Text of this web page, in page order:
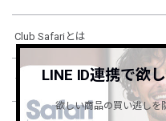
Club Safariとは
ショッピングガイド
LINE ID連携で欲
欲しい商品の買い逃しを